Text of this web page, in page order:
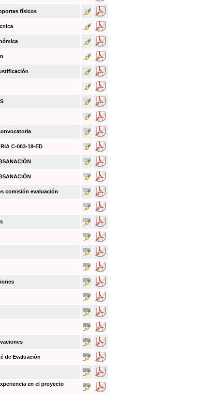
físicos
C-003-18-ED
comisión evaluación
de Evaluación
en el proyecto